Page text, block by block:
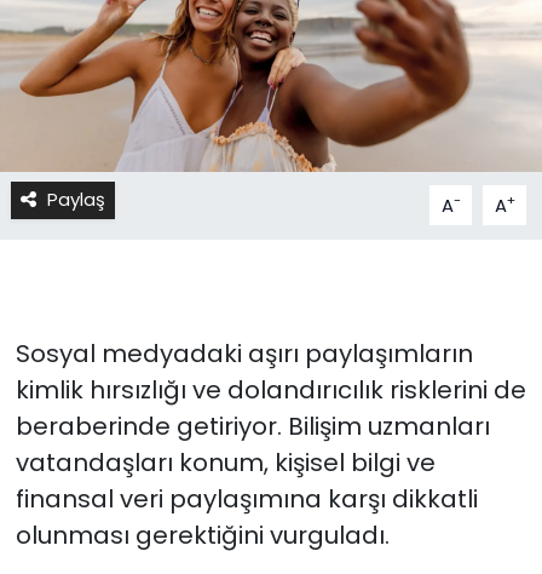
Paylaş A- A+
Sosyal medyadaki aşırı paylaşımların
kimlik hırsızlığı ve dolandırıcılık risklerini de
beraberinde getiriyor. Bilişim uzmanları
vatandaşları konum, kişisel bilgi ve
finansal veri paylaşımına karşı dikkatli
olunması gerektiğini vurguladı.